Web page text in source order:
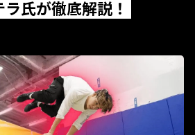
氏が徹底解説！